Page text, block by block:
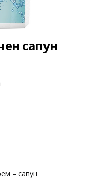
сапун
– сапун